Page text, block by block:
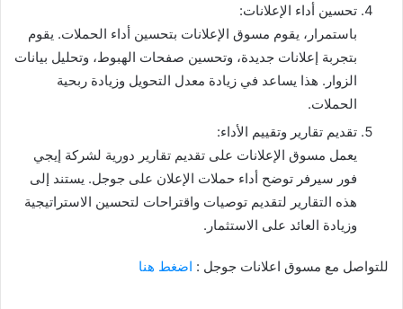
تحسين أداء الإعلانات:
باستمرار، يقوم مسوق الإعلانات بتحسين أداء الحملات. يقوم
بتجربة إعلانات جديدة، وتحسين صفحات الهبوط، وتحليل بيانات
الزوار. هذا يساعد في زيادة معدل التحويل وزيادة ربحية
الحملات.
تقديم تقارير وتقييم الأداء:
يعمل مسوق الإعلانات على تقديم تقارير دورية لشركة إيجي
فور سيرفر توضح أداء حملات الإعلان على جوجل. يستند إلى
هذه التقارير لتقديم توصيات واقتراحات لتحسين الاستراتيجية
وزيادة العائد على الاستثمار.
للتواصل مع مسوق اعلانات جوجل : اضغط هنا